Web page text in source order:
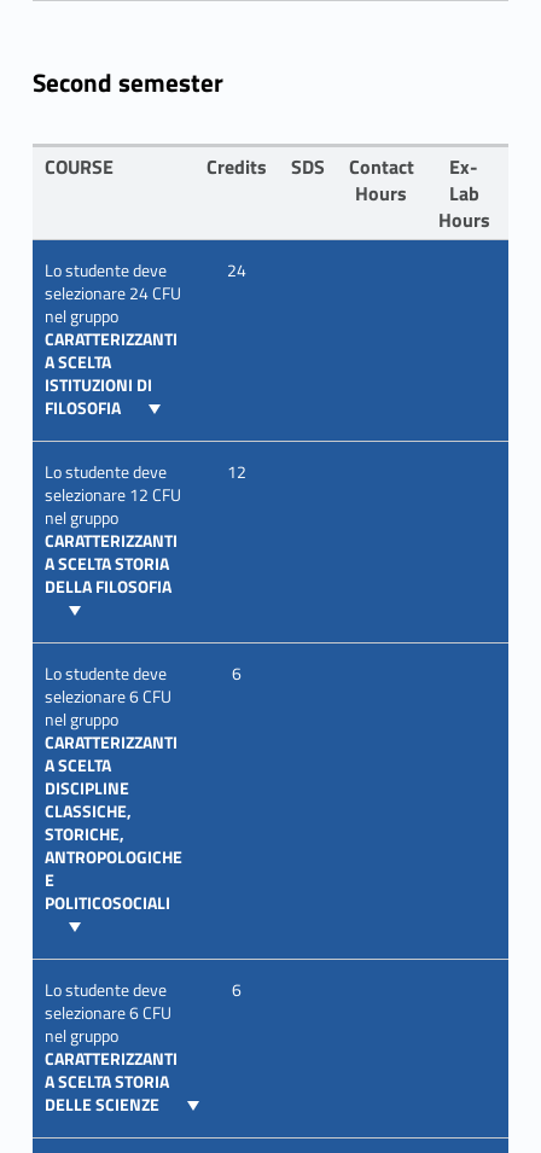
Second semester
COURSE Credits SDS
Contact
Hours
Ex-
Lab
Hours
Lo studente deve
selezionare 24 CFU
nel gruppo
CARATTERIZZANTI
A SCELTA
ISTITUZIONI DI
FILOSOFIA
24
Lo studente deve
selezionare 12 CFU
nel gruppo
CARATTERIZZANTI
A SCELTA STORIA
DELLA FILOSOFIA
12
Lo studente deve
selezionare 6 CFU
nel gruppo
CARATTERIZZANTI
A SCELTA
DISCIPLINE
CLASSICHE,
STORICHE,
ANTROPOLOGICHE
E
POLITICOSOCIALI
6
Lo studente deve
selezionare 6 CFU
nel gruppo
CARATTERIZZANTI
A SCELTA STORIA
DELLE SCIENZE
6